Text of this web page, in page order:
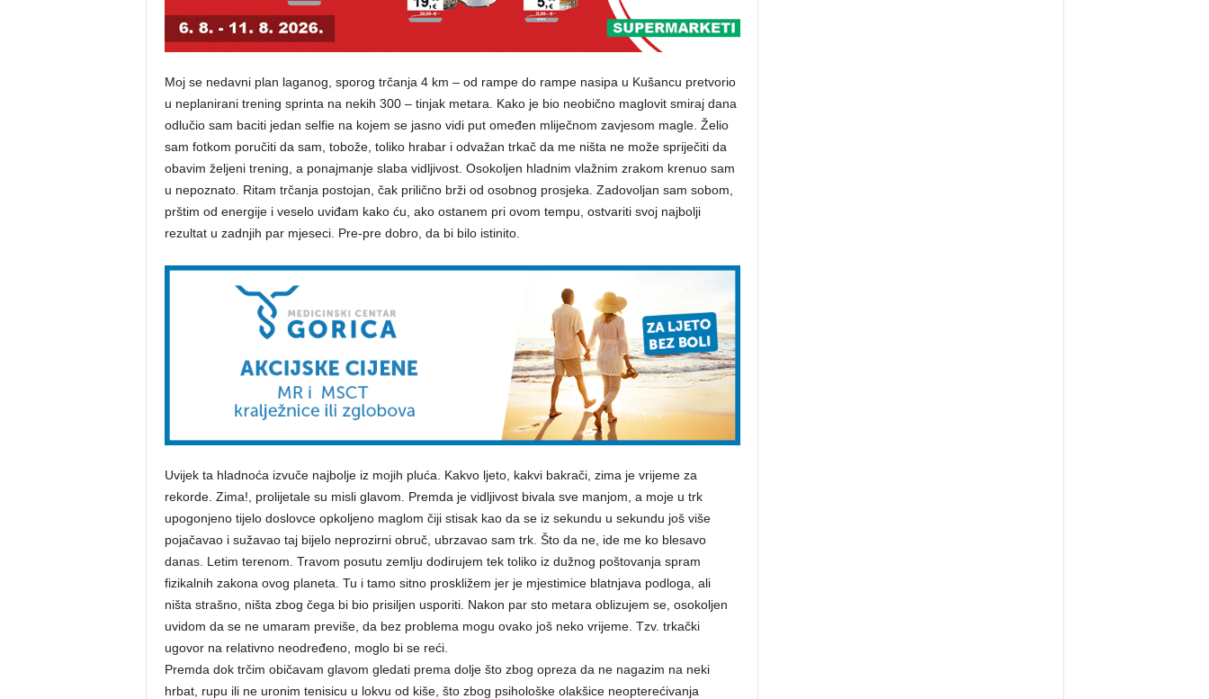
Moj se nedavni plan laganog, sporog trčanja 4 km – od rampe do rampe nasipa u Kušancu pretvorio
u neplanirani trening sprinta na nekih 300 – tinjak metara. Kako je bio neobično maglovit smiraj dana
odlučio sam baciti jedan selfie na kojem se jasno vidi put omeđen mliječnom zavjesom magle. Želio
sam fotkom poručiti da sam, tobože, toliko hrabar i odvažan trkač da me ništa ne može spriječiti da
obavim željeni trening, a ponajmanje slaba vidljivost. Osokoljen hladnim vlažnim zrakom krenuo sam
u nepoznato. Ritam trčanja postojan, čak prilično brži od osobnog prosjeka. Zadovoljan sam sobom,
prštim od energije i veselo uviđam kako ću, ako ostanem pri ovom tempu, ostvariti svoj najbolji
rezultat u zadnjih par mjeseci. Pre-pre dobro, da bi bilo istinito.
Uvijek ta hladnoća izvuče najbolje iz mojih pluća. Kakvo ljeto, kakvi bakrači, zima je vrijeme za
rekorde. Zima!, prolijetale su misli glavom. Premda je vidljivost bivala sve manjom, a moje u trk
upogonjeno tijelo doslovce opkoljeno maglom čiji stisak kao da se iz sekundu u sekundu još više
pojačavao i sužavao taj bijelo neprozirni obruč, ubrzavao sam trk. Što da ne, ide me ko blesavo
danas. Letim terenom. Travom posutu zemlju dodirujem tek toliko iz dužnog poštovanja spram
fizikalnih zakona ovog planeta. Tu i tamo sitno proskližem jer je mjestimice blatnjava podloga, ali
ništa strašno, ništa zbog čega bi bio prisiljen usporiti. Nakon par sto metara oblizujem se, osokoljen
uvidom da se ne umaram previše, da bez problema mogu ovako još neko vrijeme. Tzv. trkački
ugovor na relativno neodređeno, moglo bi se reći.
Premda dok trčim običavam glavom gledati prema dolje što zbog opreza da ne nagazim na neki
hrbat, rupu ili ne uronim tenisicu u lokvu od kiše, što zbog psihološke olakšice neopterećivanja